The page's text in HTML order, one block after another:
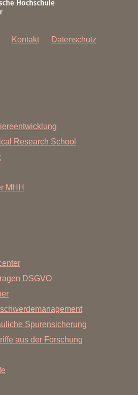
Kontakt
Datenschutz
Research School
MHH
DSGVO
Spurensicherung
aus der Forschung